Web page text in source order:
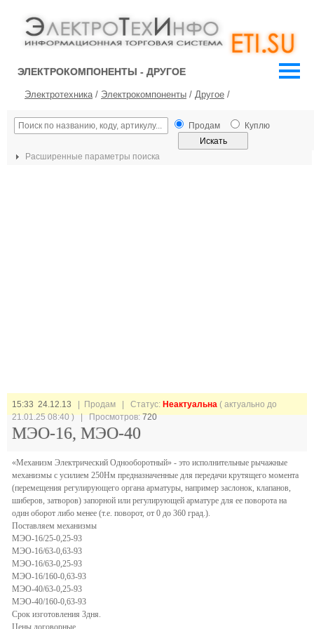
ЭЛЕКТРОКОМПОНЕНТЫ - ДРУГОЕ
Электротехника/ Электрокомпоненты / Другое /
Продам Куплю
Расширенные параметры поиска
15:33 24.12.13 | Продам | Статус: Неактуальна ( актуально до
21.01.25 08:40 ) | Просмотров:720
МЭО-16, МЭО-40
«Механизм Электрический Однооборотный» - это исполнительные рычажные
механизмы с усилием 250Нм предназначенные для передачи крутящего момента
(перемещения регулирующего органа арматуры, например заслонок, клапанов,
шиберов, затворов) запорной или регулирующей арматуре для ее поворота на
один оборот либо менее (т.е. поворот, от 0 до 360 град.).
Поставляем механизмы
МЭО-16/25-0,25-93
МЭО-16/63-0,63-93
МЭО-16/63-0,25-93
МЭО-16/160-0,63-93
МЭО-40/63-0,25-93
МЭО-40/160-0,63-93
Срок изготовления 3дня.
Цены договорные.